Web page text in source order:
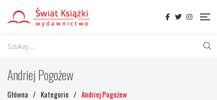
Andriej Pogożew
Główna / Kategorie / Andriej Pogożew